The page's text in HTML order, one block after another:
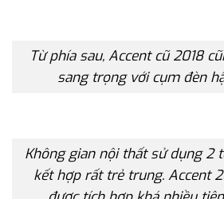
Từ phía sau, Accent cũ 2018
sang trọng với cụm đèn
Không gian nội thất sử dụng 2
kết hợp rất trẻ trung. Accent